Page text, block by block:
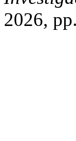
2026,